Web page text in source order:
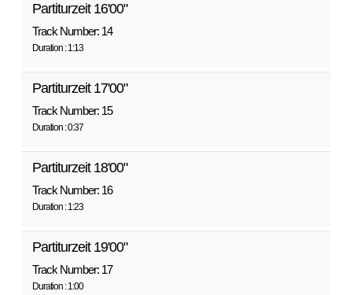
Partiturzeit 16'00"
Track Number: 14
Duration : 1:13
Partiturzeit 17'00"
Track Number: 15
Duration : 0:37
Partiturzeit 18'00"
Track Number: 16
Duration : 1:23
Partiturzeit 19'00"
Track Number: 17
Duration : 1:00